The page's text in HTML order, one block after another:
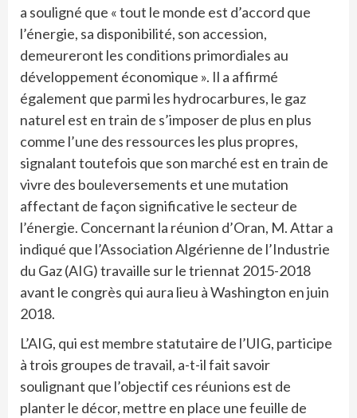
a souligné que « tout le monde est d’accord que
l’énergie, sa disponibilité, son accession,
demeureront les conditions primordiales au
développement économique ». Il a affirmé
également que parmi les hydrocarbures, le gaz
naturel est en train de s’imposer de plus en plus
comme l’une des ressources les plus propres,
signalant toutefois que son marché est en train de
vivre des bouleversements et une mutation
affectant de façon significative le secteur de
l’énergie. Concernant la réunion d’Oran, M. Attar a
indiqué que l’Association Algérienne de l’Industrie
du Gaz (AIG) travaille sur le triennat 2015-2018
avant le congrès qui aura lieu à Washington en juin
2018.
L’AIG, qui est membre statutaire de l’UIG, participe
à trois groupes de travail, a-t-il fait savoir
soulignant que l’objectif ces réunions est de
planter le décor, mettre en place une feuille de